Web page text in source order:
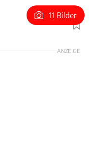
Foto: Getty Images
11 Bilder
ANZEIGE